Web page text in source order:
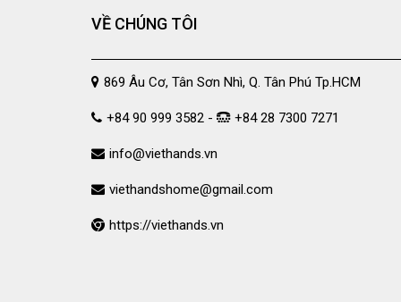
200X220CM
210X230CM
210X240CM
210X250CM
230X245CM
230X250CM
VỀ CHÚNG TÔI
869 Âu Cơ, Tân Sơn Nhì, Q. Tân Phú Tp.HCM
+84 90 999 3582 - +84 28 7300 7271
info@viethands.vn
viethandshome@gmail.com
https://viethands.vn